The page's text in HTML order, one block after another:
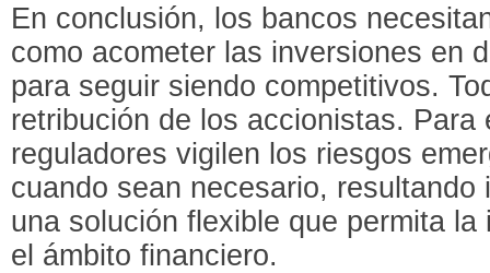
En conclusión, los bancos
como acometer las inversiones en
para seguir siendo competitivos.
retribución de los accionistas.
reguladores vigilen los riesgos
cuando sean necesario, resultando
una solución flexible que permita
el ámbito financiero.